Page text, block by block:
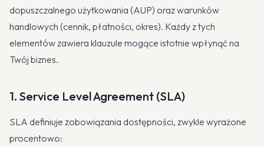
dopuszczalnego użytkowania (AUP) oraz warunków
handlowych (cennik, płatności, okres). Każdy z tych
elementów zawiera klauzule mogące istotnie wpłynąć na
Twój biznes.
1. Service Level Agreement (SLA)
SLA definiuje zobowiązania dostępności, zwykle wyrażone
procentowo: